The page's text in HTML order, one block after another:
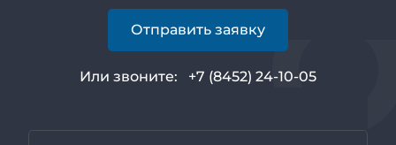
Отправить заявку
Или звоните: +7 (8452) 24-10-05